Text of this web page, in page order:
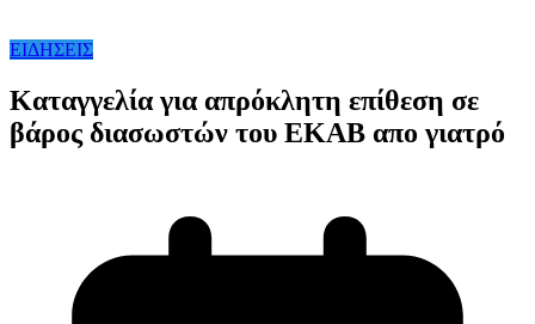
ΕΙΔΗΣΕΙΣ
Καταγγελία για απρόκλητη επίθεση σε
βάρος διασωστών του ΕΚΑΒ απο γιατρό